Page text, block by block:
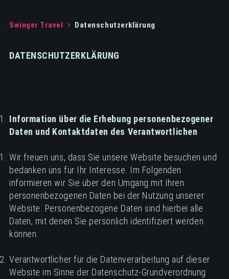
Swinger Travel Datenschutzerklärung
DATENSCHUTZERKLÄRUNG
Information über die Erhebung personenbezogener
Daten und Kontaktdaten des Verantwortlichen
Wir freuen uns, dass Sie unsere Website besuchen und
bedanken uns für Ihr Interesse. Im Folgenden
informieren wir Sie über den Umgang mit Ihren
personenbezogenen Daten bei der Nutzung unserer
Website. Personenbezogene Daten sind hierbei alle
Daten, mit denen Sie persönlich identifiziert werden
können.
Verantwortlicher für die Datenverarbeitung auf dieser
Website im Sinne der Datenschutz-Grundverordnung